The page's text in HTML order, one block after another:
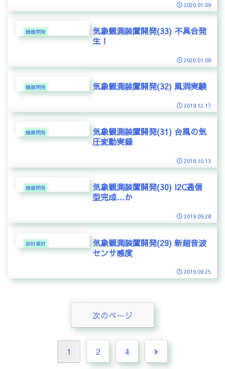
2020.01.09
機器開発
気象観測装置開発(33) 不具合発
生！
2020.01.08
機器開発 気象観測装置開発(32) 風洞実験
2019.12.17
機器開発
気象観測装置開発(31) 台風の気
圧変動実録
2019.10.13
機器開発
気象観測装置開発(30) I2C通信
型完成…か
2019.09.28
部材素材
気象観測装置開発(29) 新超音波
センサ感度
2019.09.25
次のページ
1 2 4
次